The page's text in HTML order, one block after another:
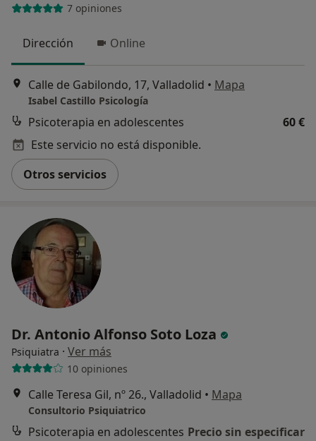
7 opiniones
Dirección Online
Calle de Gabilondo, 17, Valladolid • Mapa
Isabel Castillo Psicología
Psicoterapia en adolescentes
60 €
Este servicio no está disponible.
Otros servicios
Dr. Antonio Alfonso Soto Loza
Psiquiatra · Ver más
10 opiniones
Calle Teresa Gil, nº 26., Valladolid • Mapa
Consultorio Psiquiatrico
Psicoterapia en adolescentes Precio sin especificar